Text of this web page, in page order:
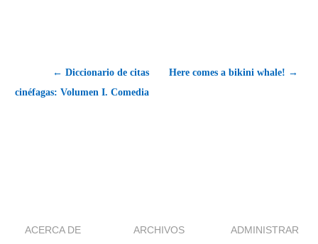
← Diccionario de citas
cinéfagas: Volumen I. Comedia
Here comes a bikini whale! →
ACERCA DE ARCHIVOS ADMINISTRAR